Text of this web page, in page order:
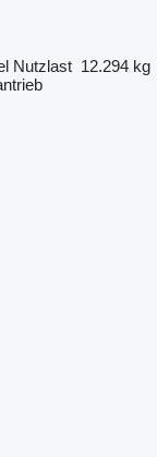
Nutzlast 12.294 kg